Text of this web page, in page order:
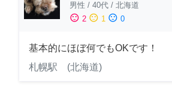
男性 / 40代 / 北海道
sentiment_satisfied 2 sentiment_neutral 1 sentiment_dissatisfied 0
基本的にほぼ何でもOKです！
札幌駅 (北海道)